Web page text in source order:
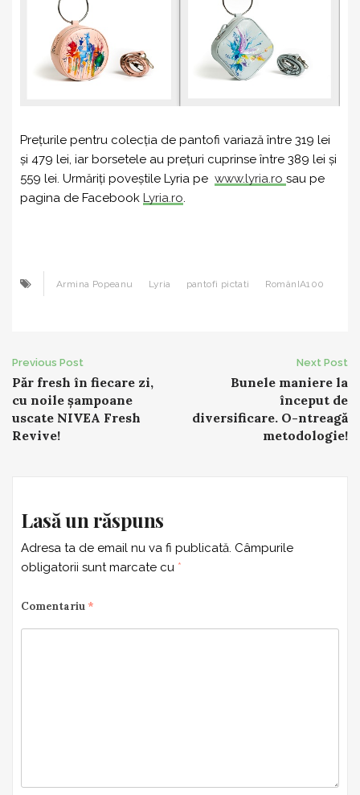
Prețurile pentru colecția de pantofi variază între 319 lei
și 479 lei, iar borsetele au prețuri cuprinse între 389 lei și
559 lei. Urmăriți poveștile Lyria pe www.lyria.ro sau pe
pagina de Facebook Lyria.ro.
Armina Popeanu Lyria pantofi pictati RomânIA100
Post
navigation
Previous Post
Păr fresh în fiecare zi,
cu noile șampoane
uscate NIVEA Fresh
Revive!
Next Post
Bunele maniere la
început de
diversificare. O-ntreagă
metodologie!
Lasă un răspuns
Adresa ta de email nu va fi publicată. Câmpurile
obligatorii sunt marcate cu *
Comentariu *